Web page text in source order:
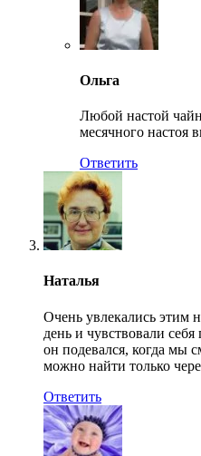
Ольга
Любой настой
месячного настоя
Ответить
Наталья
Очень увлекались этим
день и чувствовали
он подевался, когда мы
можно найти только
Ответить